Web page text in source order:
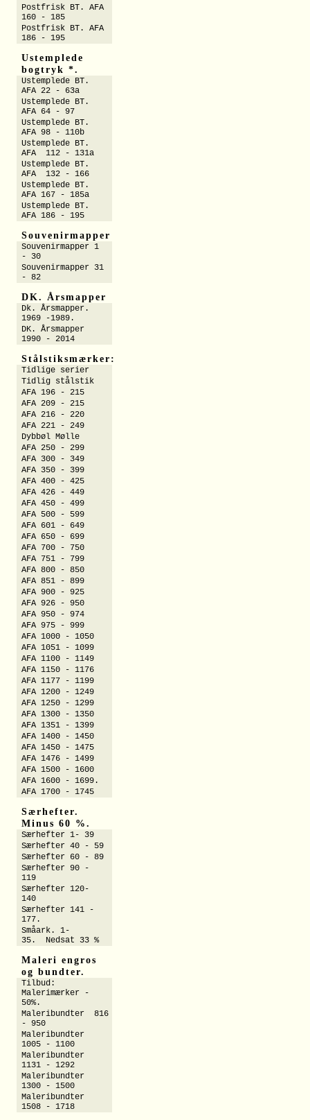
Postfrisk BT. AFA
160 - 185
Postfrisk BT. AFA
186 - 195
Ustemplede
bogtryk *.
Ustemplede BT.
AFA 22 - 63a
Ustemplede BT.
AFA 64 - 97
Ustemplede BT.
AFA 98 - 110b
Ustemplede BT.
AFA 112 - 131a
Ustemplede BT.
AFA 132 - 166
Ustemplede BT.
AFA 167 - 185a
Ustemplede BT.
AFA 186 - 195
Souvenirmapper
Souvenirmapper 1
- 30
Souvenirmapper 31
- 82
DK. Årsmapper
Dk. Årsmapper.
1969 -1989.
DK. Årsmapper
1990 - 2014
Stålstiksmærker:
Tidlige serier
Tidlig stålstik
AFA 196 - 215
AFA 209 - 215
AFA 216 - 220
AFA 221 - 249
Dybbøl Mølle
AFA 250 - 299
AFA 300 - 349
AFA 350 - 399
AFA 400 - 425
AFA 426 - 449
AFA 450 - 499
AFA 500 - 599
AFA 601 - 649
AFA 650 - 699
AFA 700 - 750
AFA 751 - 799
AFA 800 - 850
AFA 851 - 899
AFA 900 - 925
AFA 926 - 950
AFA 950 - 974
AFA 975 - 999
AFA 1000 - 1050
AFA 1051 - 1099
AFA 1100 - 1149
AFA 1150 - 1176
AFA 1177 - 1199
AFA 1200 - 1249
AFA 1250 - 1299
AFA 1300 - 1350
AFA 1351 - 1399
AFA 1400 - 1450
AFA 1450 - 1475
AFA 1476 - 1499
AFA 1500 - 1600
AFA 1600 - 1699.
AFA 1700 - 1745
Særhefter.
Minus 60 %.
Særhefter 1- 39
Særhefter 40 - 59
Særhefter 60 - 89
Særhefter 90 -
119
Særhefter 120-
140
Særhefter 141 -
177.
Småark. 1-
35. Nedsat 33 %
Maleri engros
og bundter.
Tilbud:
Malerimærker -
50%.
Maleribundter 816
- 950
Maleribundter
1005 - 1100
Maleribundter
1131 - 1292
Maleribundter
1300 - 1500
Maleribundter
1508 - 1718